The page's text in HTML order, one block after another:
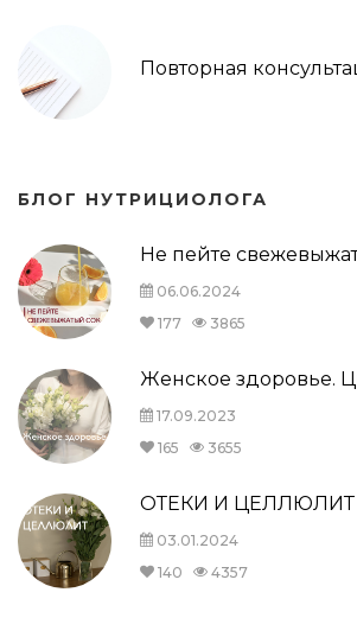
Повторная
БЛОГ НУТРИЦИОЛОГА
Не пейте
06.06.2024
177
3865
Женское здоровье.
17.09.2023
165
3655
ОТЕКИ И ЦЕЛЛЮЛИТ
03.01.2024
140
4357